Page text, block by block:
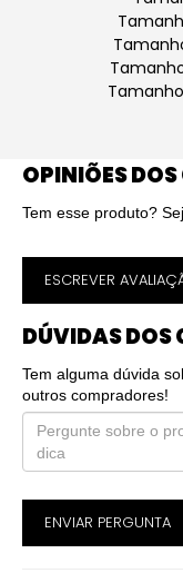
OPINIÕES
Tem esse produto?
ESCREVER
DÚVIDAS DOS
Tem alguma dúvida
outros compradores!
ENVIAR PERGUNTA